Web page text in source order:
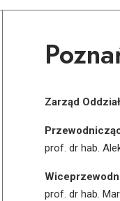
Zarząd
prof. dr hab.
prof. dr hab.